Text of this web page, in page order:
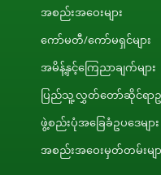
အစည်းအဝေးများ
ကော်မတီ/ကော်မရှင်များ
အမိန့်နှင့်ကြေညာချက်များ
ပြည်သူ့လွှတ်တော်ဆိုင်ရာဥပ
ဖွဲ့စည်းပုံအခြေခံဥပဒေများ
အစည်းအဝေးမှတ်တမ်းမျာ